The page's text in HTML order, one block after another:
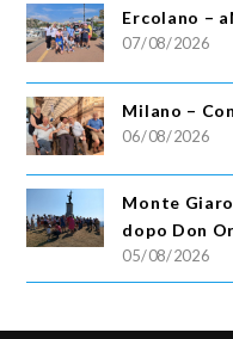
Ercolano –
07/08/2026
Milano –
06/08/2026
Monte
dopo Don
05/08/2026